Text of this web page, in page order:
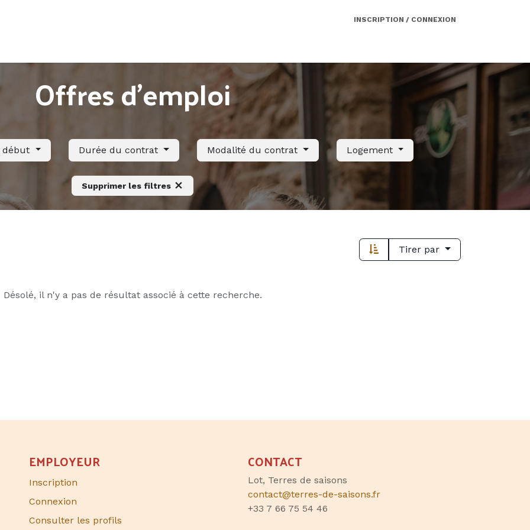
INSCRIPTION / CONNEXION
Offres d'emploi
début Durée du contrat Modalité du contrat Logement
Supprimer les filtres
Tirer par
Désolé, il n'y a pas de résultat associé à cette recherche.
CONTACT
Lot, Terres de saisons
contact@terres-de-saisons.fr
+33 7 66 75 54 46
EMPLOYEUR
Inscription
Connexion
Consulter les profils